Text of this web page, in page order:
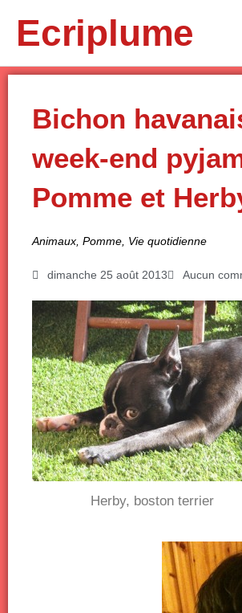
contenuEcriplume
Bichon
week-end
Pomme et
Animaux, Pomme, Vie quotidienne
dimanche 25 août 2013 Aucun
Herby, boston terrier